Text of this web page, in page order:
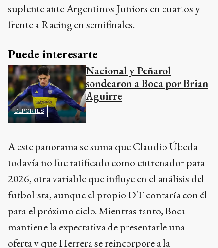
suplente ante Argentinos Juniors en cuartos y
frente a Racing en semifinales.
Puede interesarte
DEPORTES
Nacional y Peñarol
sondearon a Boca por Brian
Aguirre
A este panorama se suma que Claudio Úbeda
todavía no fue ratificado como entrenador para
2026, otra variable que influye en el análisis del
futbolista, aunque el propio DT contaría con él
para el próximo ciclo. Mientras tanto, Boca
mantiene la expectativa de presentarle una
oferta y que Herrera se reincorpore a la